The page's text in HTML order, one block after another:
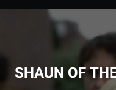
SHAUN OF